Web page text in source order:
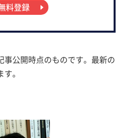
料登録
公開時点のものです。最新の
。